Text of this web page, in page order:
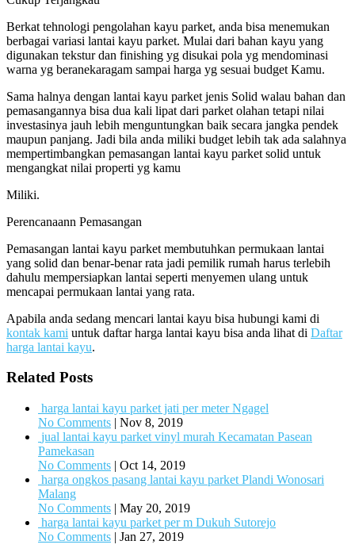
Berkat tehnologi pengolahan kayu parket, anda bisa menemukan
berbagai variasi lantai kayu parket. Mulai dari bahan kayu yang
digunakan tekstur dan finishing yg disukai pola yg mendominasi
warna yg beranekaragam sampai harga yg sesuai budget Kamu.
Sama halnya dengan lantai kayu parket jenis Solid walau bahan dan
pemasangannya bisa dua kali lipat dari parket olahan tetapi nilai
investasinya jauh lebih menguntungkan baik secara jangka pendek
maupun panjang. Jadi bila anda miliki budget lebih tak ada salahnya
mempertimbangkan pemasangan lantai kayu parket solid untuk
mengangkat nilai properti yg kamu
Miliki.
Perencanaann Pemasangan
Pemasangan lantai kayu parket membutuhkan permukaan lantai
yang solid dan benar-benar rata jadi pemilik rumah harus terlebih
dahulu mempersiapkan lantai seperti menyemen ulang untuk
mencapai permukaan lantai yang rata.
Apabila anda sedang mencari lantai kayu bisa hubungi kami di
kontak kami untuk daftar harga lantai kayu bisa anda lihat di Daftar
harga lantai kayu.
Related Posts
harga lantai kayu parket jati per meter Ngagel
No Comments | Nov 8, 2019
jual lantai kayu parket vinyl murah Kecamatan Pasean
Pamekasan
No Comments | Oct 14, 2019
harga ongkos pasang lantai kayu parket Plandi Wonosari
Malang
No Comments | May 20, 2019
harga lantai kayu parket per m Dukuh Sutorejo
No Comments | Jan 27, 2019